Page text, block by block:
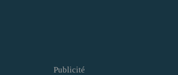
Publicité